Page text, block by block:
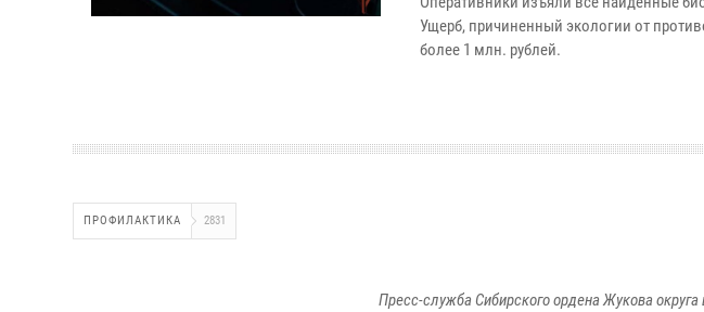
Ущерб, причиненный экологии от
более 1 млн. рублей.
ПРОФИЛАКТИКА 2831
Пресс-служба Сибирского ордена Жукова